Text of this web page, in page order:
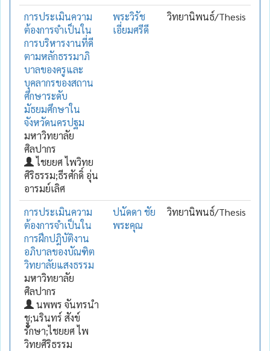
การประเมินความ
ต้องการจำเป็นใน
การบริหารงานที่ดี
ตามหลักธรรมาภิ
บาลของครูและ
บุคลากรของสถาน
ศึกษาระดับ
มัธยมศึกษาใน
จังหวัดนครปฐม
มหาวิทยาลัย
ศิลปากร
ไชยยศ ไพวิทย
ศิริธรรม;ธีรศักดิ์ อุ่น
อารมย์เลิศ
พระวิรัช
เอี่ยมศรีดี
วิทยานิพนธ์/Thesis
การประเมินความ
ต้องการจำเป็นใน
การฝึกปฎิบัติงาน
อภิบาลของบัณฑิต
วิทยาลัยแสงธรรม
มหาวิทยาลัย
ศิลปากร
นพพร จันทรนำ
ชูู;นรินทร์ สังข์
รักษา;ไชยยศ ไพ
วิทยศิริธรรม
ปนัดดา ชัย
พระคุณ
วิทยานิพนธ์/Thesis